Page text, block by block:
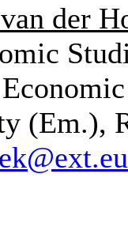
der
(Em.),